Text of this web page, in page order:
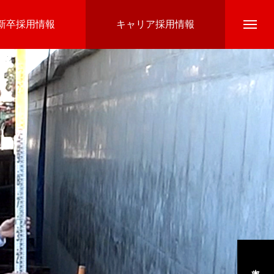
卒採用情報 キャリア採用情報